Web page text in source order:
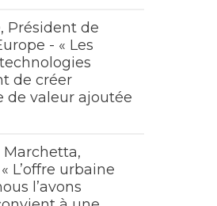
Président de
- « Les
de créer
de valeur ajoutée
L’offre urbaine
l’avons